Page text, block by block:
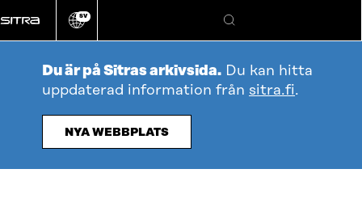
direkt
till
Ändra
språk
SV
Sök
Du är på Sitras arkivsida. Du kan hitta
uppdaterad information från sitra.fi.
NYA WEBBPLATS